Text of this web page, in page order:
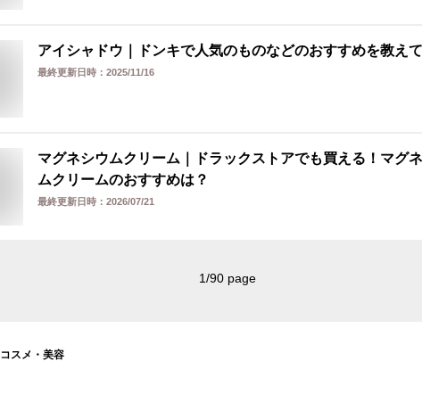
アイシャドウ｜ドンキで人気のものなどのおすすめを教えて
最終更新日時： 2025/11/16
マグネシウムクリーム｜ドラックストアでも買える！マグ
ムクリームのおすすめは？
最終更新日時： 2026/07/21
1/90 page
コスメ・美容